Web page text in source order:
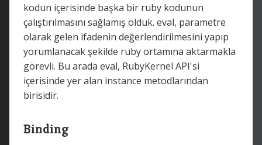
kodun içerisinde başka bir ruby kodunun
çalıştırılmasını sağlamış olduk. eval, parametre
olarak gelen ifadenin değerlendirilmesini yapıp
yorumlanacak şekilde ruby ortamına aktarmakla
görevli. Bu arada eval, RubyKernel API'si
içerisinde yer alan instance metodlarından
birisidir.
Binding